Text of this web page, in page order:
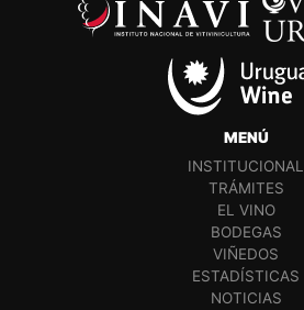
MENÚ
INSTITUCIONAL
TRÁMITES
EL VINO
BODEGAS
VIÑEDOS
ESTADÍSTICAS
NOTICIAS